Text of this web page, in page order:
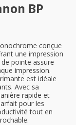
BP
conçue
une impression
pointe assure
impression.
est idéale
Avec sa
rapide et
pour les
tout en